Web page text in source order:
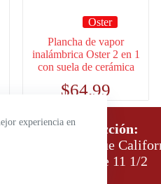
experiencia en
Oster
Plancha de vapor
inalámbrica Oster 2 en 1
con suela de cerámica
$64.99
Dirección:
Parque
Daule 11 1/2